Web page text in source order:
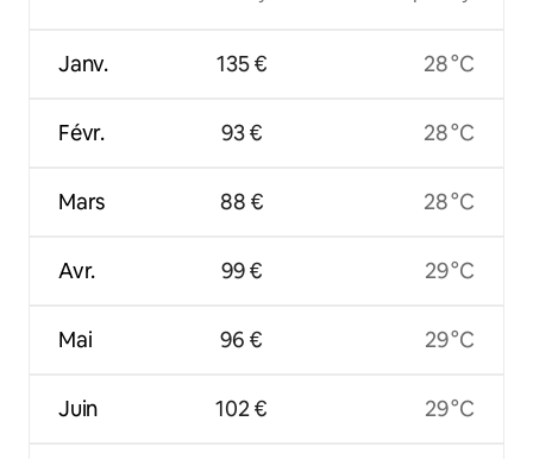
Janv.
Févr.
Mars
Avr.
Mai
Juin
135 €
93 €
88 €
99 €
96 €
102 €
28 °C
28 °C
28 °C
29 °C
29 °C
29 °C